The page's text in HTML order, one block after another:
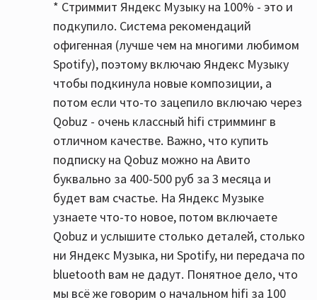
* Стриммит Яндекс Музыку на 100% - это и
подкупило. Система рекомендаций
офигенная (лучше чем на многими любимом
Spotify), поэтому включаю Яндекс Музыку
чтобы подкинула новые композиции, а
потом если что-то зацепило включаю через
Qobuz - очень классный hifi стримминг в
отличном качестве. Важно, что купить
подписку на Qobuz можно на Авито
буквально за 400-500 руб за 3 месяца и
будет вам счастье. На Яндекс Музыке
узнаете что-то новое, потом включаете
Qobuz и услышите столько деталей, столько
ни Яндекс Музыка, ни Spotify, ни передача по
bluetooth вам не дадут. Понятное дело, что
мы всё же говорим о начальном hifi за 100